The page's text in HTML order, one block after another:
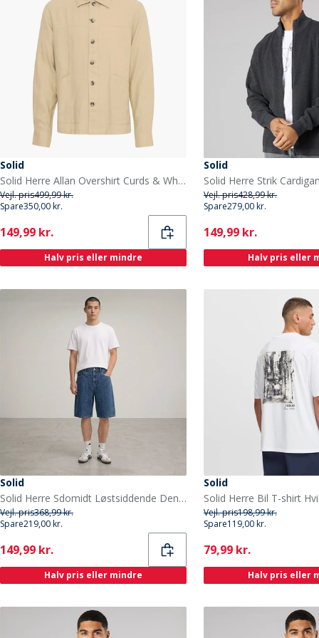
Solid
Solid Herre Allan Overshirt Curds & Whey
Vejl. pris499,99 kr.
Spare350,00 kr.
Current
149,99 kr.
Halv pris eller mindre
Solid
Vejl. pris428,99 kr.
Spare279,00 kr.
Current
149,99 kr.
Halv pris eller
Solid
Solid Herre Sdomidt Løstsiddende Denim Shorts Middle Blue Denim
Vejl. pris368,99 kr.
Spare219,00 kr.
Current
149,99 kr.
Halv pris eller mindre
Solid
Solid Herre Bil T-shirt
Vejl. pris198,99 kr.
Spare119,00 kr.
Current
79,99 kr.
Halv pris eller